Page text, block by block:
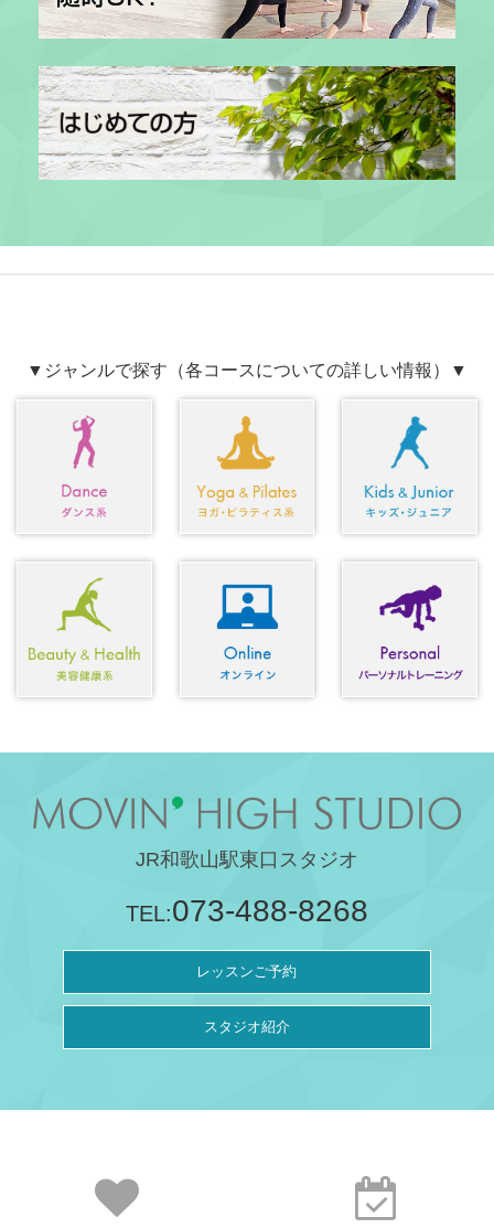
▼ジャンルで探す（各コースについての詳しい情報）▼
JR和歌山駅東口スタジオ
TEL:073-488-8268
レッスンご予約
スタジオ紹介